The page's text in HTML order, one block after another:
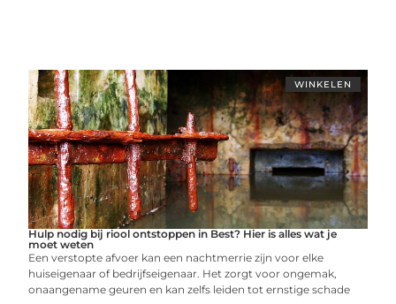
WINKELEN
Hulp nodig bij riool ontstoppen in Best? Hier is alles wat je
moet weten
Een verstopte afvoer kan een nachtmerrie zijn voor elke
huiseigenaar of bedrijfseigenaar. Het zorgt voor ongemak,
onaangename geuren en kan zelfs leiden tot ernstige schade